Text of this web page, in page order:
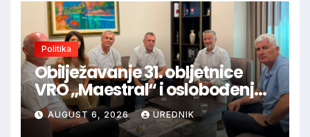
Politika
Obilježavanje 31. obljetnice
VRO „Maestral“ i oslobođenja
Jajca uz pokroviteljstvo HNS-a
BiHAUGUST 6, 2026 UREDNIK